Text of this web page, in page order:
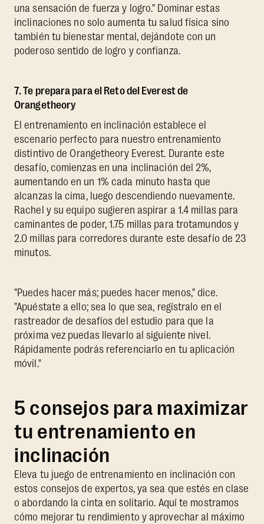
una sensación de fuerza y logro." Dominar estas
inclinaciones no solo aumenta tu salud física sino
también tu bienestar mental, dejándote con un
poderoso sentido de logro y confianza.
7. Te prepara para el Reto del Everest de
Orangetheory
El entrenamiento en inclinación establece el
escenario perfecto para nuestro entrenamiento
distintivo de Orangetheory Everest. Durante este
desafío, comienzas en una inclinación del 2%,
aumentando en un 1% cada minuto hasta que
alcanzas la cima, luego descendiendo nuevamente.
Rachel y su equipo sugieren aspirar a 1.4 millas para
caminantes de poder, 1.75 millas para trotamundos y
2.0 millas para corredores durante este desafío de 23
minutos.
"Puedes hacer más; puedes hacer menos," dice.
"Apuéstate a ello; sea lo que sea, regístralo en el
rastreador de desafíos del estudio para que la
próxima vez puedas llevarlo al siguiente nivel.
Rápidamente podrás referenciarlo en tu aplicación
móvil."
5 consejos para maximizar
tu entrenamiento en
inclinación
Eleva tu juego de entrenamiento en inclinación con
estos consejos de expertos, ya sea que estés en clase
o abordando la cinta en solitario. Aquí te mostramos
cómo mejorar tu rendimiento y aprovechar al máximo